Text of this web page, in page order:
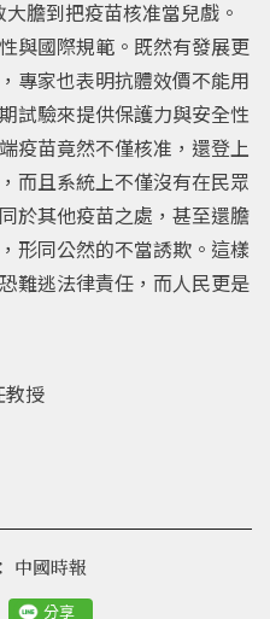
膽到把疫苗核准當兒戲。
與國際規範。既然有發展更
專家也表明抗體效價不能用
試驗來提供保護力與安全性
疫苗竟然不僅核准，還登上
而且系統上不僅沒有在民眾
於其他疫苗之處，甚至還膽
形同公然的不當誘欺。這樣
難逃法律責任，而人民更是
教授
分享
中國時報